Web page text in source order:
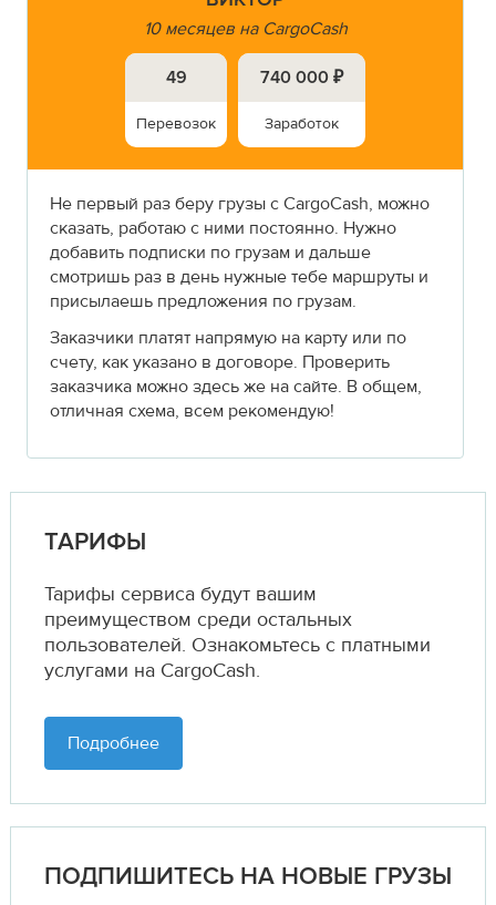
10 месяцев на CargoCash
49
Перевозок
740 000 ₽
Заработок
Не первый раз беру грузы с CargoCash, можно
сказать, работаю с ними постоянно. Нужно
добавить подписки по грузам и дальше
смотришь раз в день нужные тебе маршруты и
присылаешь предложения по грузам.
Заказчики платят напрямую на карту или по
счету, как указано в договоре. Проверить
заказчика можно здесь же на сайте. В общем,
отличная схема, всем рекомендую!
ТАРИФЫ
Тарифы сервиса будут вашим
преимуществом среди остальных
пользователей. Ознакомьтесь с платными
услугами на CargoCash.
Подробнее
ПОДПИШИТЕСЬ НА НОВЫЕ ГРУЗЫ